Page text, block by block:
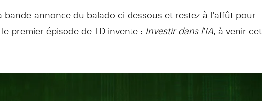
bande-annonce du balado ci-dessous et restez à l’affût pour
premier épisode de TD invente : Investir dans l’IA , à venir cet